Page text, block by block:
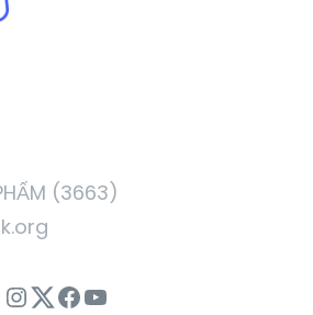
(3663)
Instagram
Twitter
Facebook
Youtube